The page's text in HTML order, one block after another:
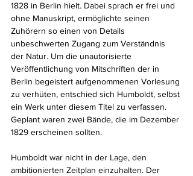
1828 in Berlin hielt. Dabei sprach er frei und
ohne Manuskript, ermöglichte seinen
Zuhörern so einen von Details
unbeschwerten Zugang zum Verständnis
der Natur. Um die unautorisierte
Veröffentlichung von Mitschriften der in
Berlin begeistert aufgenommenen Vorlesung
zu verhüten, entschied sich Humboldt, selbst
ein Werk unter diesem Titel zu verfassen.
Geplant waren zwei Bände, die im Dezember
1829 erscheinen sollten.
Humboldt war nicht in der Lage, den
ambitionierten Zeitplan einzuhalten. Der